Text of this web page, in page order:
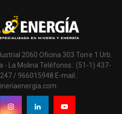
2060 Oficina 303 Torre 1 Urb.
- La Molina Teléfonos.: (51-1) 437-
/ 966015948 E-mail.: